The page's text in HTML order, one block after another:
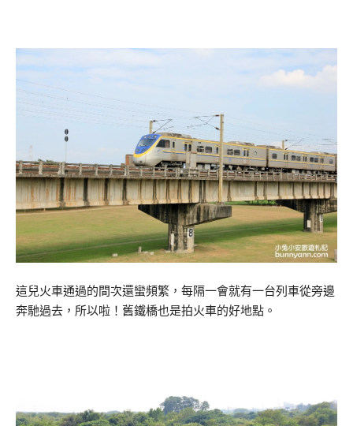
這兒火車通過的間次還蠻頻繁，每隔一會就有一台列車從旁邊
奔馳過去，所以啦！舊鐵橋也是拍火車的好地點。